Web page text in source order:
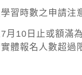
習時數之申請注
月10日止或額
體報名人數超過